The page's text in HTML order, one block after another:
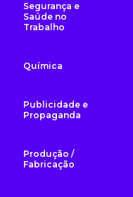
Segurança e
Saúde no
Trabalho
Química
Publicidade e
Propaganda
Produção /
Fabricação